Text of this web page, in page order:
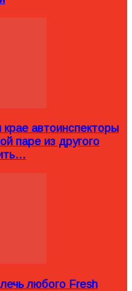
автоинспекторы
паре из другого
любого Fresh